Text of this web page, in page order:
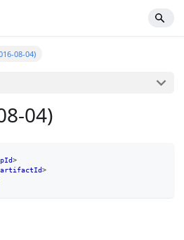
08-04)
04)
>
artifactId>